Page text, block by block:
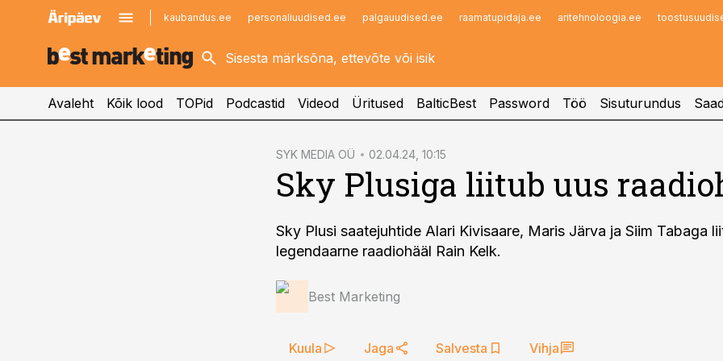
kaubandus.ee personaliuudised.ee palgauudised.ee raamatupidaja.ee aritehnoloogia.ee
kinnisvarauudised.ee
logistikauudised.ee
imelineajalugu.ee
Infopank
Avaleht Kõik lood TOPid Podcastid Videod Üritused BalticBest Password Töö Sisuturundus
SYK MEDIA OÜ 02.04.24, 10:15
Sky Plusiga liitub uus
Sky Plusi saatejuhtide Alari Kivisaare, Maris Järva ja Siim Tabaga
legendaarne raadiohääl Rain Kelk.
Best Marketing
Kuula Jaga Salvesta Vihja